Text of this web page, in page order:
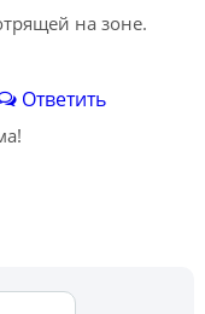
на зоне.
Ответить